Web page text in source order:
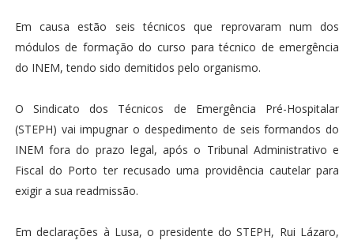
Em causa estão seis técnicos que reprovaram num dos
módulos de formação do curso para técnico de emergência
do INEM, tendo sido demitidos pelo organismo.
O Sindicato dos Técnicos de Emergência Pré-Hospitalar
(STEPH) vai impugnar o despedimento de seis formandos do
INEM fora do prazo legal, após o Tribunal Administrativo e
Fiscal do Porto ter recusado uma providência cautelar para
exigir a sua readmissão.
Em declarações à Lusa, o presidente do STEPH, Rui Lázaro,